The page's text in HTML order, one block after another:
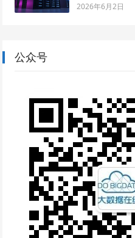
2026年6月2日
公众号